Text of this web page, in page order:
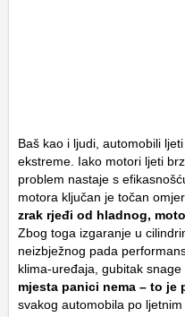
Baš kao i ljudi, automobili
ekstreme. Iako motori ljeti
problem nastaje s
motora ključan je točan
zrak rjeđi od hladnog,
Zbog toga izgaranje u
neizbježnog pada
klima-uređaja, gubitak snage
mjesta panici nema – to
svakog automobila po ljetnim